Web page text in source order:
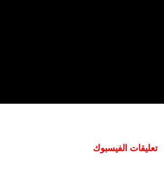
تعليقات الفيسبوك